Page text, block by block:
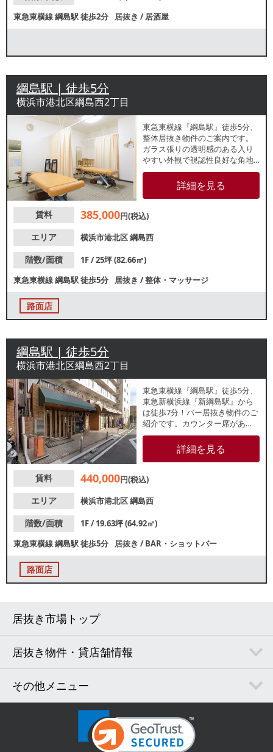
東急東横線綱島駅徒歩2分 居抜き /居酒屋
綱島駅 | 徒歩5分
横浜市港北区綱島西2丁目
東急東横線『綱島駅』徒歩5分、
整体居抜き物件のご案内です。
ガラス張りの透明感のある入り
やすい外観で視認性良好な角地
の路面店！店内はベッド4台のレ
イアウトです。諸条件等、お気
軽にお問合せください。
詳細を見る
賃料 385,000円(税込)
エリア
横浜市港北区綱島西
階数/面積
1F / 25坪 (82.66㎡)
東急東横線綱島駅徒歩5分 居抜き /整体・マッサージ
路面店
綱島駅 | 徒歩5分
横浜市港北区綱島西2丁目
東急東横線『綱島駅』徒歩5分、
東急新横浜線『新綱島駅』から
は徒歩7分！バー居抜き物件のご
紹介です。カウンター席があ
り、類似業態ご希望の方におす
すめです。再開発の進む人気エ
リアで出店のチャンス！人通り
街通り沿い路面店です。諸条件
い。
詳細を見る
賃料 440,000円(税込)
エリア
横浜市港北区綱島西
階数/面積
1F / 19.63坪 (64.92㎡)
東急東横線綱島駅徒歩5分 居抜き /BAR・ショットバー
路面店
居抜き市場トップ
居抜き物件・貸店舗情報
その他メニュー